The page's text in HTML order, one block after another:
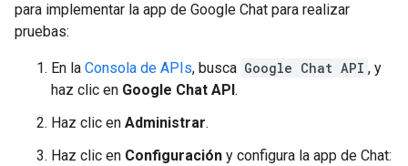
para implementar la app de Google Chat para realizar
pruebas:
En la Consola de APIs, busca Google Chat API , y
haz clic en Google Chat API .
Haz clic en Administrar.
Haz clic en Configuración y configura la app de Chat: